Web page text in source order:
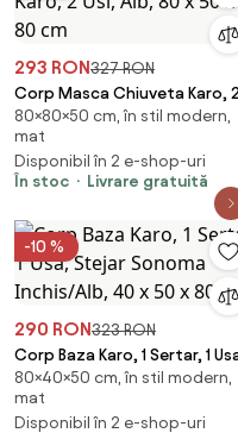
293 RON327 RON
Corp Masca Chiuveta Karo,
Usi, Alb, 80 x 50 x 80 cm
80×80×50 cm, în stil modern,
mat
Disponibil în 2 e-shop-uri
În stoc
Livrare gratuită
-10 %
290 RON323 RON
Corp Baza Karo, 1 Sertar, 1
Stejar Sonoma Inchis/Alb, 40 x
50 x 80 cm
80×40×50 cm, în stil modern,
mat
Disponibil în 2 e-shop-uri